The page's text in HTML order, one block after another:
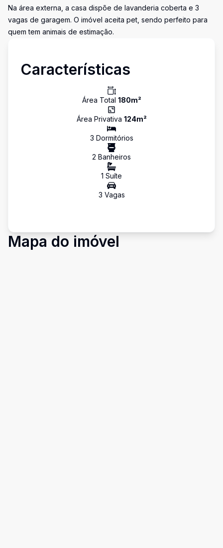
Na área externa, a casa dispõe de lavanderia coberta e 3
vagas de garagem. O imóvel aceita pet, sendo perfeito para
quem tem animais de estimação.
Características
Área Total 180m²
Área Privativa 124m²
3 Dormitórios
2 Banheiros
1 Suíte
3 Vagas
Mapa do imóvel